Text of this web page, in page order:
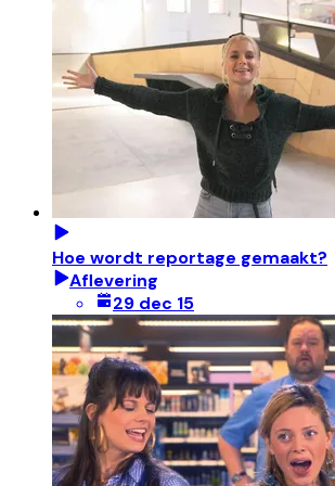
Hoe wordt reportage gemaakt?
Aflevering
29 dec 15